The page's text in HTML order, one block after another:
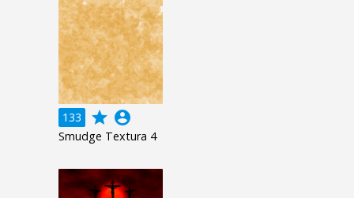
133 grade account_circle
Smudge Textura 4